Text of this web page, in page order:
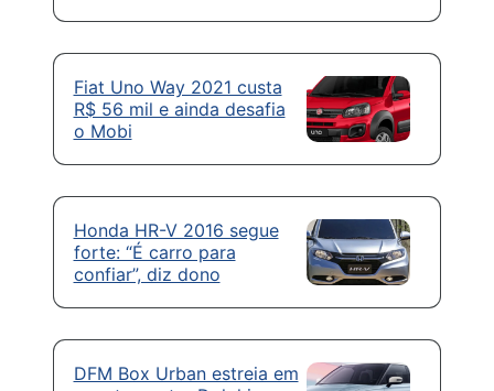
Fiat Uno Way 2021 custa
R$ 56 mil e ainda desafia
o Mobi
Honda HR-V 2016 segue
forte: “É carro para
confiar”, diz dono
DFM Box Urban estreia em